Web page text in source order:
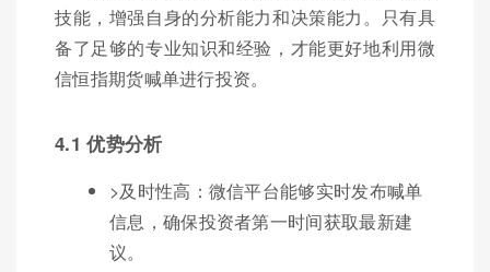
技能，增强自身的分析能力和决策能力。只有具
备了足够的专业知识和经验，才能更好地利用微
信恒指期货喊单进行投资。
4.1 优势分析
>及时性高：微信平台能够实时发布喊单
信息，确保投资者第一时间获取最新建
议。